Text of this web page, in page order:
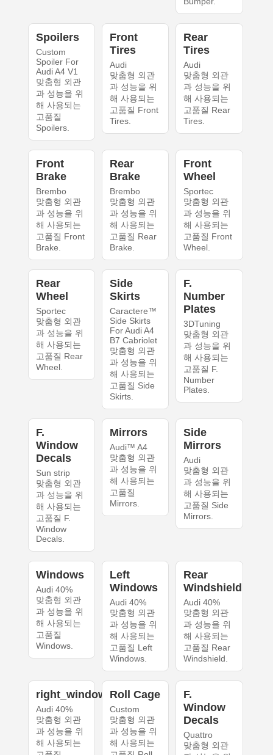
Spoilers
Custom
Spoiler For
Audi A4 V1
맞춤형 외관
과 성능을 위
해 사용되는
고품질
Spoilers.
Front
Tires
Audi
맞춤형 외관
과 성능을 위
해 사용되는
고품질 Front
Tires.
Rear
Tires
Audi
맞춤형 외관
과 성능을 위
해 사용되는
고품질 Rear
Tires.
Front
Brake
Brembo
맞춤형 외관
과 성능을 위
해 사용되는
고품질 Front
Brake.
Rear
Brake
Brembo
맞춤형 외관
과 성능을 위
해 사용되는
고품질 Rear
Brake.
Front
Wheel
Sportec
맞춤형 외관
과 성능을 위
해 사용되는
고품질 Front
Wheel.
Rear
Wheel
Sportec
맞춤형 외관
과 성능을 위
해 사용되는
고품질 Rear
Wheel.
Side
Skirts
Caractere™
Side Skirts
For Audi A4
B7 Cabriolet
맞춤형 외관
과 성능을 위
해 사용되는
고품질 Side
Skirts.
F.
Number
Plates
3DTuning
맞춤형 외관
과 성능을 위
해 사용되는
고품질 F.
Number
Plates.
F.
Window
Decals
Sun strip
맞춤형 외관
과 성능을 위
해 사용되는
고품질 F.
Window
Decals.
Mirrors
Audi™ A4
맞춤형 외관
과 성능을 위
해 사용되는
고품질
Mirrors.
Side
Mirrors
Audi
맞춤형 외관
과 성능을 위
해 사용되는
고품질 Side
Mirrors.
Windows
Audi 40%
맞춤형 외관
과 성능을 위
해 사용되는
고품질
Windows.
Left
Windows
Audi 40%
맞춤형 외관
과 성능을 위
해 사용되는
고품질 Left
Windows.
Rear
Windshield
Audi 40%
맞춤형 외관
과 성능을 위
해 사용되는
고품질 Rear
Windshield.
right_windows
Audi 40%
맞춤형 외관
과 성능을 위
해 사용되는
Roll Cage
Custom
맞춤형 외관
과 성능을 위
해 사용되는
F.
Window
Decals
Quattro
맞춤형 외관